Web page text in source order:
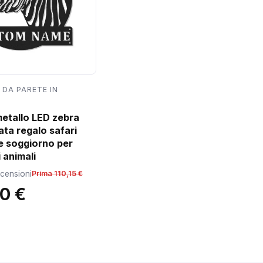
PARETE IN
LED zebra
regalo safari
soggiorno per
animali
Prima 110,15 €
€